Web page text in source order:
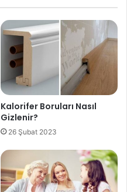
Kalorifer Boruları Nasıl
Gizlenir?
26 Şubat 2023